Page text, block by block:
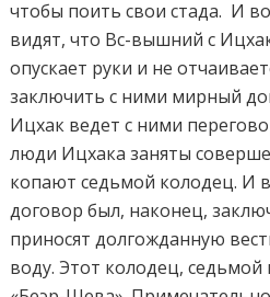
чтобы поить свои стада. И
видят, что Вс-вышний с
опускает руки и не
заключить с ними мирный
Ицхак ведет с ними
люди Ицхака заняты
копают седьмой колодец. И
договор был, наконец,
приносят долгожданную
воду. Этот колодец, седьмой